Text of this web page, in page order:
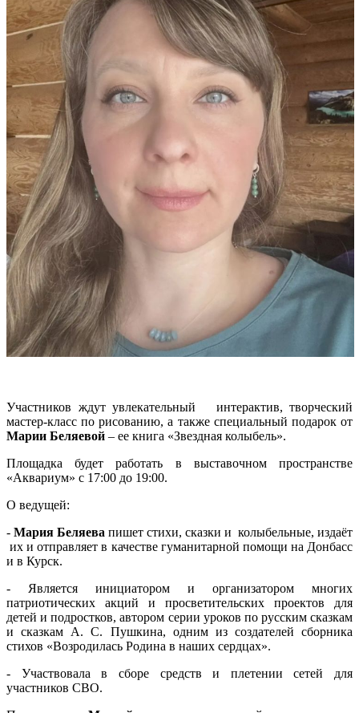
Участников ждут увлекательный интерактив, творческий
мастер-класс по рисованию, а также специальный подарок от
Марии Беляевой – ее книга «Звездная колыбель».
Площадка будет работать в выставочном пространстве
«Аквариум» с 17:00 до 19:00.
О ведущей:
- Мария Беляева пишет стихи, сказки и колыбельные, издаёт
их и отправляет в качестве гуманитарной помощи на Донбасс
и в Курск.
- Является инициатором и организатором многих
патриотических акций и просветительских проектов для
детей и подростков, автором серии уроков по русским сказкам
и сказкам А. С. Пушкина, одним из создателей сборника
стихов «Возродилась Родина в наших сердцах».
- Участвовала в сборе средств и плетении сетей для
участников СВО.